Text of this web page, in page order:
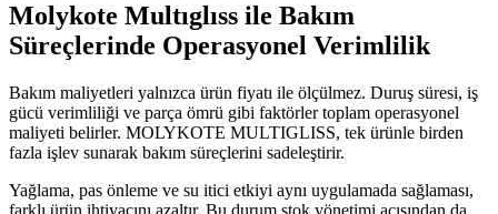
Molykote Multıglıss ile Bakım
Süreçlerinde Operasyonel Verimlilik
Bakım maliyetleri yalnızca ürün fiyatı ile ölçülmez. Duruş süresi, iş
gücü verimliliği ve parça ömrü gibi faktörler toplam operasyonel
maliyeti belirler. MOLYKOTE MULTIGLISS, tek ürünle birden
fazla işlev sunarak bakım süreçlerini sadeleştirir.
Yağlama, pas önleme ve su itici etkiyi aynı uygulamada sağlaması,